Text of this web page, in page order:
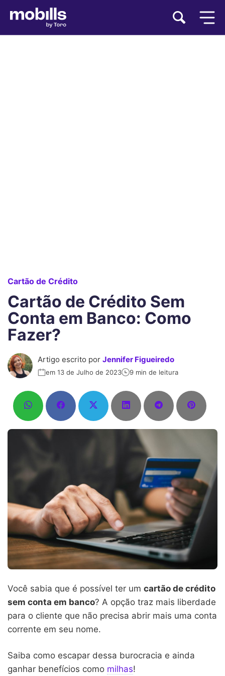
Cartão de Crédito
Cartão de Crédito Sem
Conta em Banco: Como
Fazer?
Artigo escrito por Jennifer Figueiredo
em 13 de Julho de 2023 9 min de leitura
Você sabia que é possível ter um cartão de crédito
sem conta em banco? A opção traz mais liberdade
para o cliente que não precisa abrir mais uma conta
corrente em seu nome.
Saiba como escapar dessa burocracia e ainda
ganhar benefícios como milhas!